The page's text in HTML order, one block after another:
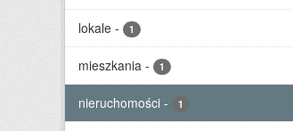
lokale - 1
mieszkania - 1
nieruchomości - 1